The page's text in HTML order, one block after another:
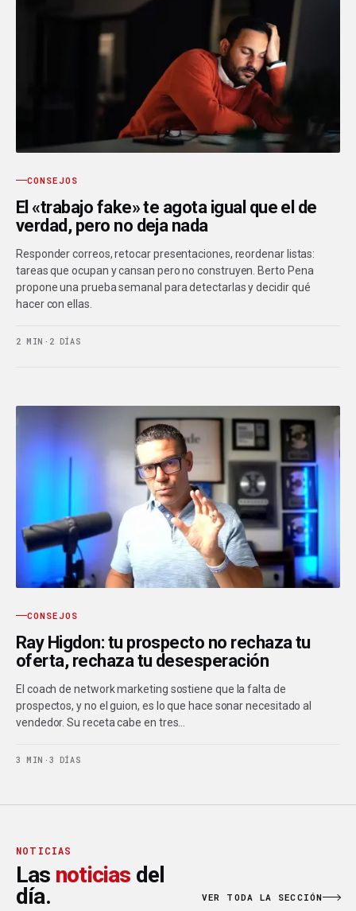
CONSEJOS
El «trabajo fake» te agota igual que el de
verdad, pero no deja nada
Responder correos, retocar presentaciones, reordenar listas:
tareas que ocupan y cansan pero no construyen. Berto Pena
propone una prueba semanal para detectarlas y decidir qué
hacer con ellas.
2 MIN · 2 DÍAS
CONSEJOS
Ray Higdon: tu prospecto no rechaza tu
oferta, rechaza tu desesperación
El coach de network marketing sostiene que la falta de
prospectos, y no el guion, es lo que hace sonar necesitado al
vendedor. Su receta cabe en tres…
3 MIN · 3 DÍAS
NOTICIAS
Las noticias del
día.
VER TODA LA SECCIÓN